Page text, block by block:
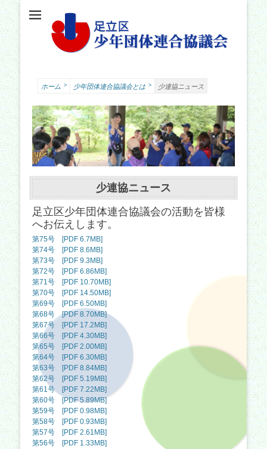
足立区少年団体連
合協議会
足立少年団体連合協議会（少連協）は、地域の力と行政をつなぐ役割を担い、足立
区の子どもたちの健やかな成長を願い、活動しています。
ホーム > 少年団体連合協議会とは > 少連協ニュース
少連協ニュース
足立区少年団体連合協議会の活動を皆様
へお伝えします。
第75号 [PDF 6.7MB]
第74号 [PDF 8.6MB]
第73号 [PDF 9.3MB]
第72号 [PDF 6.86MB]
第71号 [PDF 10.70MB]
第70号 [PDF 14.50MB]
第69号 [PDF 6.50MB]
第68号 [PDF 8.70MB]
第67号 [PDF 17.2MB]
第66号 [PDF 4.30MB]
第65号 [PDF 2.00MB]
第64号 [PDF 6.30MB]
第63号 [PDF 8.84MB]
第62号 [PDF 5.19MB]
第61号 [PDF 7.22MB]
第60号 [PDF 5.89MB]
第59号 [PDF 0.98MB]
第58号 [PDF 0.93MB]
第57号 [PDF 2.61MB]
第56号 [PDF 1.33MB]